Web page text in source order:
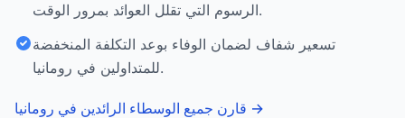
الرسوم التي تقلل العوائد بمرور الوقت.
تسعير شفاف لضمان الوفاء بوعد التكلفة المنخفضة
للمتداولين في رومانيا.
قارن جميع الوسطاء الرائدين في رومانيا →